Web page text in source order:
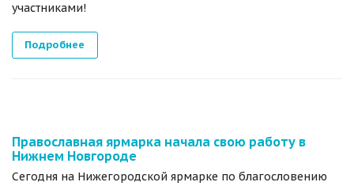
участниками!
Подробнее
Православная ярмарка начала свою работу в
Нижнем Новгороде
Сегодня на Нижегородской ярмарке по благословению